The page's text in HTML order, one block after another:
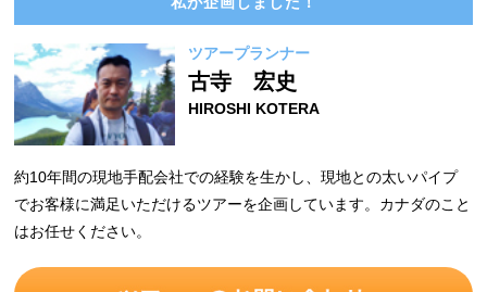
ツアープランナー
古寺 宏史
HIROSHI KOTERA
約10年間の現地手配会社での経験を生かし、現地との太いパイプ
でお客様に満足いただけるツアーを企画しています。カナダのこと
はお任せください。